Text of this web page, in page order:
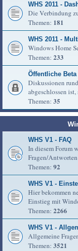
WHS 2011 -
Die Verbindung
Themen: 181
WHS 2011 -
Windows Home
Themen: 233
Öffentliche Beta
Diskussionen
abgeschlossen
Themen: 35
WHS V1 - FAQ
In diesem Forum
Fragen/
Themen: 92
WHS V1 -
Hier bekommen
Einstieg mit
Themen: 2266
WHS V1 -
Allgemeine
Themen: 3521